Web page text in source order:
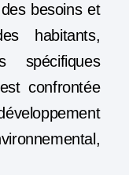
besoins et
habitants,
confrontée